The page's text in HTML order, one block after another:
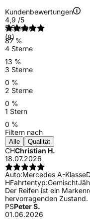
Kundenbewertungen
4,9 /5
(8)
5 Sterne
87 %
4 Sterne
13 %
3 Sterne
0 %
2 Sterne
0 %
1 Stern
0 %
Filtern nach
Alle Qualität
CHChristian H.
18.07.2026
Auto:Mercedes A-Klasse
HFahrtentyp:Gemischt
Der Reifen ist ein
hervorragenden Zustand.
PSPeter S.
01.06.2026